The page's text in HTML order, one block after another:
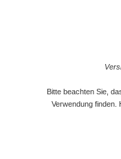
Bitte beachten Sie,
Verwendung finden.